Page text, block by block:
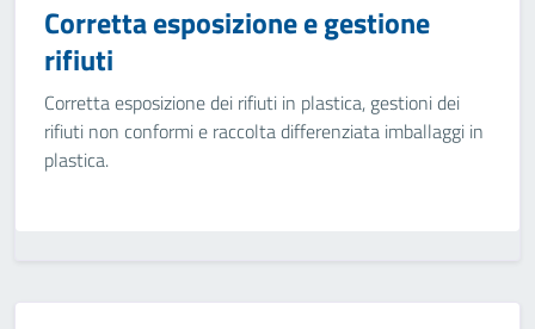
Corretta esposizione e gestione
rifiuti
Corretta esposizione dei rifiuti in plastica, gestioni dei
rifiuti non conformi e raccolta differenziata imballaggi in
plastica.